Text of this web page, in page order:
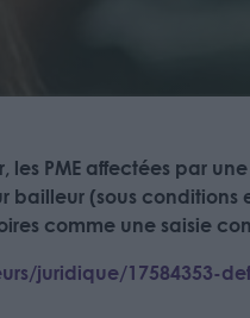
PME affectées par
(sous
comme une saisie
juridique/